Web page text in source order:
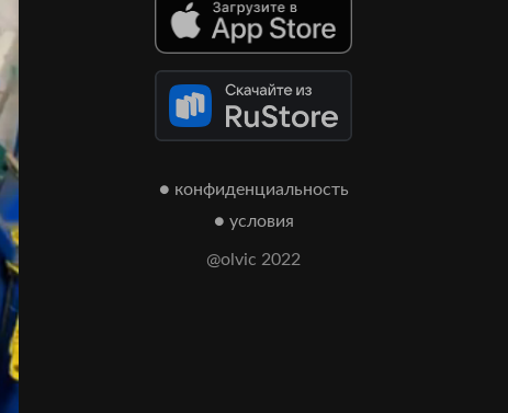
● конфиденциальность
● условия
@olvic 2022